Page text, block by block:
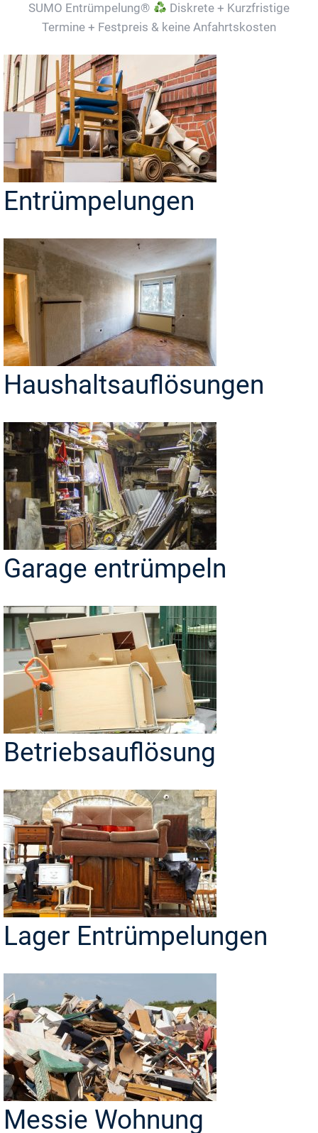
SUMO Entrümpelung®
Diskrete + Kurzfristige
Termine + Festpreis & keine Anfahrtskosten
Entrümpelungen
Haushaltsauflösungen
Garage entrümpeln
Betriebsauflösung
Lager Entrümpelungen
Messie Wohnung